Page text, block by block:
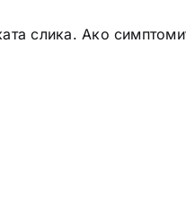
слика. Ако